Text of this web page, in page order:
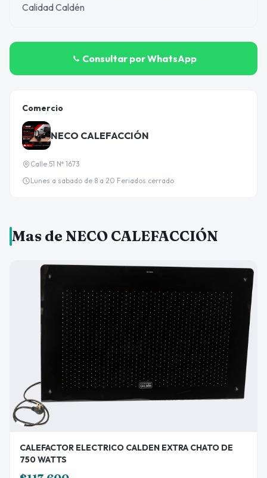
Calidad Caldén
Consultar por WhatsApp
Comercio
NECO CALEFACCIÓN
Calle 51 Nª 1673
Lunes a sabado de 8 a 20 Feriados cerrado
Mas de NECO CALEFACCIÓN
CALEFACTOR ELECTRICO CALDEN EXTRA CHATO DE
750 WATTS